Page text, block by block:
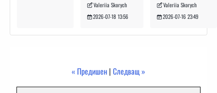
Valeriia Skorych
2026-07-18 13:56
Valeriia Skorych
2026-07-16 23:49
« Предишен | Следващ »